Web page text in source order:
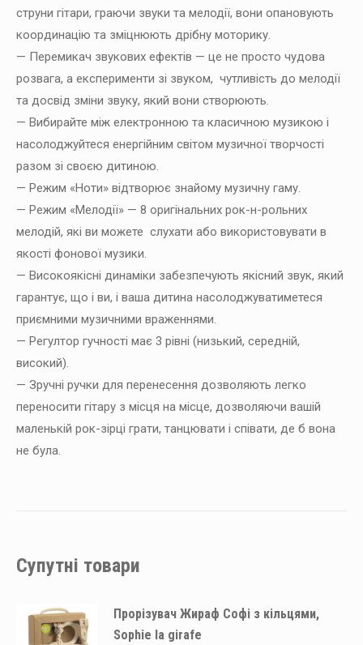
струни гітари, граючи звуки та мелодії, вони опановують
координацію та зміцнюють дрібну моторику.
— Перемикач звукових ефектів — це не просто чудова
розвага, а експерименти зі звуком, чутливість до мелодії
та досвід зміни звуку, який вони створюють.
— Вибирайте між електронною та класичною музикою і
насолоджуйтеся енергійним світом музичної творчості
разом зі своєю дитиною.
— Режим «Ноти» відтворює знайому музичну гаму.
— Режим «Мелодії» — 8 оригінальних рок-н-рольних
мелодій, які ви можете слухати або використовувати в
якості фонової музики.
— Високоякісні динаміки забезпечують якісний звук, який
гарантує, що і ви, і ваша дитина насолоджуватиметеся
приємними музичними враженнями.
— Регултор гучності має 3 рівні (низький, середній,
високий).
— Зручні ручки для перенесення дозволяють легко
переносити гітару з місця на місце, дозволяючи вашій
маленькій рок-зірці грати, танцювати і співати, де б вона
не була.
Супутні товари
Прорізувач Жираф Софі з кільцями,
Sophie la girafe